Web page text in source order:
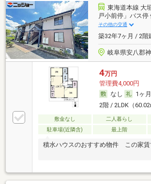
東海道本線 大
戸小前停」バス停
その他の交通
築32年7ヶ月 / 2階
岐阜県安八郡
4万円
管理費4,000円
なし
1ヶ月
2階 / 2LDK（
敷金なし 二人暮らし
駐車場(近隣含)
最上階
積水ハウスのおすすめ物件 この家